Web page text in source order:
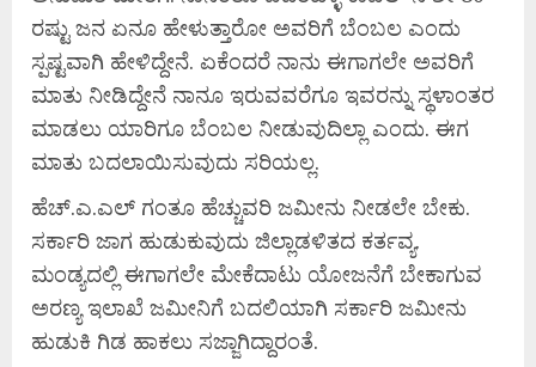
ರಷ್ಟು ಜನ ಏನೂ ಹೇಳುತ್ತಾರೋ ಅವರಿಗೆ ಬೆಂಬಲ ಎಂದು
ಸ್ಪಷ್ಟವಾಗಿ ಹೇಳಿದ್ದೇನೆ. ಏಕೆಂದರೆ ನಾನು ಈಗಾಗಲೇ ಅವರಿಗೆ
ಮಾತು ನೀಡಿದ್ದೇನೆ ನಾನೂ ಇರುವವರೆಗೂ ಇವರನ್ನು ಸ್ಥಳಾಂತರ
ಮಾಡಲು ಯಾರಿಗೂ ಬೆಂಬಲ ನೀಡುವುದಿಲ್ಲಾ ಎಂದು. ಈಗ
ಮಾತು ಬದಲಾಯಿಸುವುದು ಸರಿಯಲ್ಲ.
ಹೆಚ್.ಎ.ಎಲ್ ಗಂತೂ ಹೆಚ್ಚುವರಿ ಜಮೀನು ನೀಡಲೇ ಬೇಕು.
ಸರ್ಕಾರಿ ಜಾಗ ಹುಡುಕುವುದು ಜಿಲ್ಲಾಡಳಿತದ ಕರ್ತವ್ಯ.
ಮಂಡ್ಯದಲ್ಲಿ ಈಗಾಗಲೇ ಮೇಕೆದಾಟು ಯೋಜನೆಗೆ ಬೇಕಾಗುವ
ಅರಣ್ಯ ಇಲಾಖೆ ಜಮೀನಿಗೆ ಬದಲಿಯಾಗಿ ಸರ್ಕಾರಿ ಜಮೀನು
ಹುಡುಕಿ ಗಿಡ ಹಾಕಲು ಸಜ್ಜಾಗಿದ್ದಾರಂತೆ.